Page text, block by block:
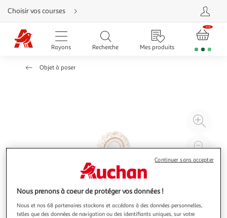
Aller
directement
au
contenu
Aller
directement
Aller
Choisir vos courses
Rayons Recherche Mes produits
Objet à poser
à
Nous prenons à coeur de protéger vos données !
Nous et nos 68 partenaires stockons et accédons à des données personnelles,
telles que des données de navigation ou des identifiants uniques, sur votre
Continuer sans accepter